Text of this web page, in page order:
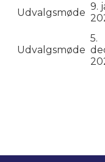
Udvalgsmøde
9.
Udvalgsmøde
5.